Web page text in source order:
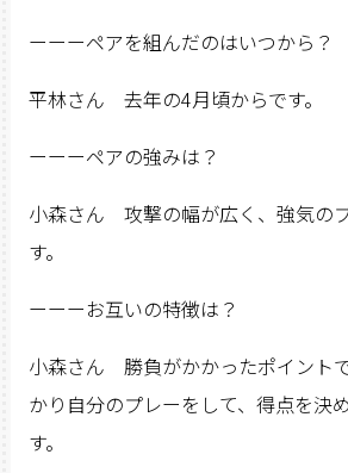
ーーーペアを組んだのはいつから？
平林さん 去年の4月頃からです。
ーーーペアの強みは？
小森さん 攻撃の幅が広く、強気の
す。
ーーーお互いの特徴は？
小森さん 勝負がかかったポイント
かり自分のプレーをして、得点を決
す。